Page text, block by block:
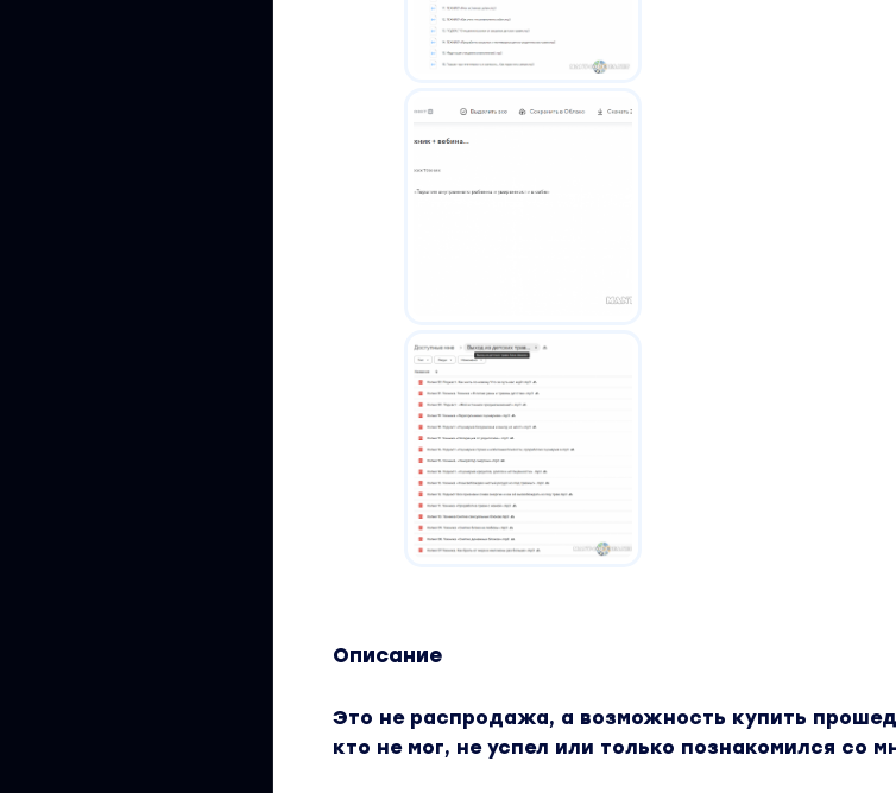
Описание
Это не распродажа, а возможность купить
кто не мог, не успел или только познакомился со